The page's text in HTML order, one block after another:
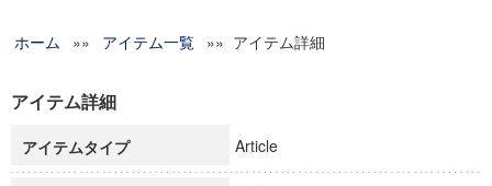
グローバルリサーチインスティテュート
科学研究費補助金研究成果報告書
慶應義塾大学グローバルCOEプログラム市民社会ガバナンス
慶應義塾大学グローバルCOEプログラム論理と感性の先端的
ホーム »» アイテム一覧 »» アイテム詳細
アイテム詳細
アイテムタイプ Article